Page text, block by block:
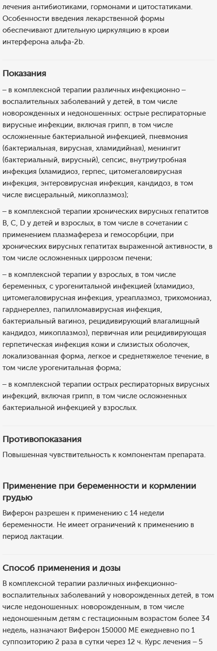
лечения антибиотиками, гормонами и цитостатиками.
Особенности введения лекарственной формы
обеспечивают длительную циркуляцию в крови
интерферона альфа-2b.
Показания
– в комплексной терапии различных инфекционно –
воспалительных заболеваний у детей, в том числе
новорожденных и недоношенных: острые респираторные
вирусные инфекции, включая грипп, в том числе
осложненные бактериальной инфекцией, пневмония
(бактериальная, вирусная, хламидийная), менингит
(бактериальный, вирусный), сепсис, внутриутробная
инфекция (хламидиоз, герпес, цитомегаловирусная
инфекция, энтеровирусная инфекция, кандидоз, в том
числе висцеральный, микоплазмоз);
– в комплексной терапии хронических вирусных гепатитов
В, С, D у детей и взрослых, в том числе в сочетании с
применением плазмафереза и гемосорбции, при
хронических вирусных гепатитах выраженной активности, в
том числе осложненных циррозом печени;
– в комплексной терапии у взрослых, в том числе
беременных, с урогенитальной инфекцией (хламидиоз,
цитомегаловирусная инфекция, уреаплазмоз, трихомониаз,
гарднереллез, папилломавирусная инфекция,
бактериальный вагиноз, рецидивирующий влагалищный
кандидоз, микоплазмоз), первичная или рецидивирующая
герпетическая инфекция кожи и слизистых оболочек,
локализованная форма, легкое и среднетяжелое течение, в
том числе урогенитальная форма;
– в комплексной терапии острых респираторных вирусных
инфекций, включая грипп, в том числе осложненных
бактериальной инфекцией у взрослых.
Противопоказания
Повышенная чувствительность к компонентам препарата.
Применение при беременности и кормлении
грудью
Виферон разрешен к применению с 14 недели
беременности. Не имеет ограничений к применению в
период лактации.
Способ применения и дозы
В комплексной терапии различных инфекционно-
воспалительных заболеваний у новорожденных детей, в том
числе недоношенных: новорожденным, в том числе
недоношенным детям с гестационным возрастом более 34
недель, назначают Виферон 150000 МЕ ежедневно по 1
суппозиторию 2 раза в сутки через 12 ч. Курс лечения – 5